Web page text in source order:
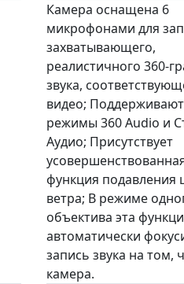
Камера оснащена 6
микрофонами для
захватывающего,
реалистичного 360-
звука,
видео;
режимы 360 Audio и
Аудио; Присутствует
функция подавления
ветра; В режиме
объектива эта
автоматически
запись звука на том,
камера.